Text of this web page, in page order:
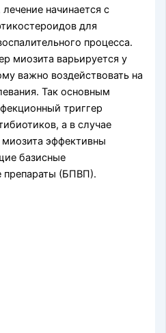
начинается с
для
процесса.
миозита варьируется у
важно воздействовать на
Так основным
триггер
а в случае
эффективны
базисные
препараты (БПВП).